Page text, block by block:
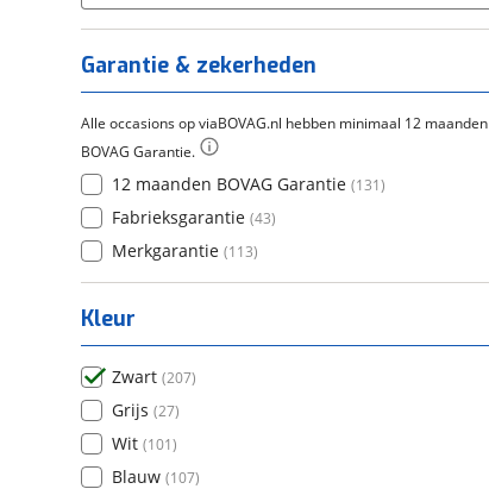
Garantie & zekerheden
Alle occasions op viaBOVAG.nl hebben minimaal 12 maanden
BOVAG Garantie.
12 maanden BOVAG Garantie (131)
Fabrieksgarantie (43)
Merkgarantie (113)
Kleur
Zwart (207)
Grijs (27)
Wit (101)
Blauw (107)